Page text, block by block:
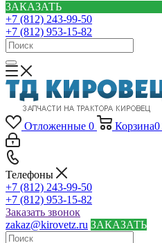
ЗАКАЗАТЬ
+7 (812) 243-99-50
+7 (812) 953-15-82
Отложенные 0 Корзина0
Телефоны
+7 (812) 243-99-50
+7 (812) 953-15-82
Заказать звонок
zakaz@kirovetz.ru ЗАКАЗАТЬ